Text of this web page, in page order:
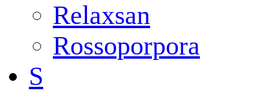
Relaxsan
Rossoporpora
S